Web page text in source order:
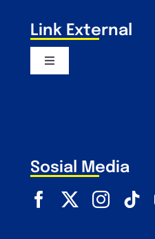
Link External
Toggle
Universitas Sebelas Maret
Sosial Media